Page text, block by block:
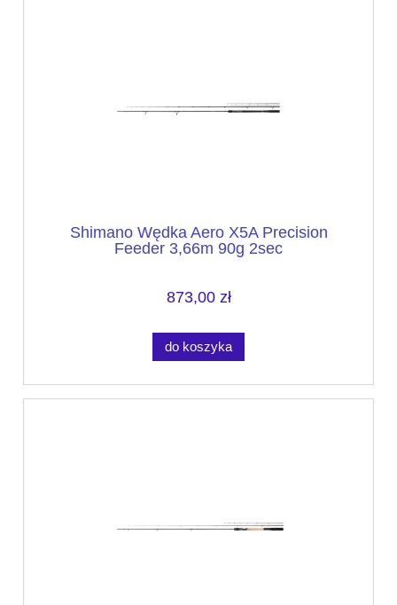
Shimano Wędka Aero X5A Precision
Feeder 3,66m 90g 2sec
873,00 zł
do koszyka